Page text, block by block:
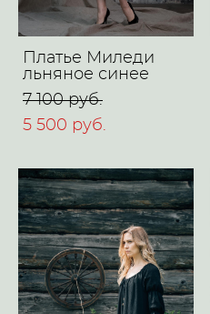
Платье Миледи
льняное синее
7 100 pуб.
5 500 pуб.